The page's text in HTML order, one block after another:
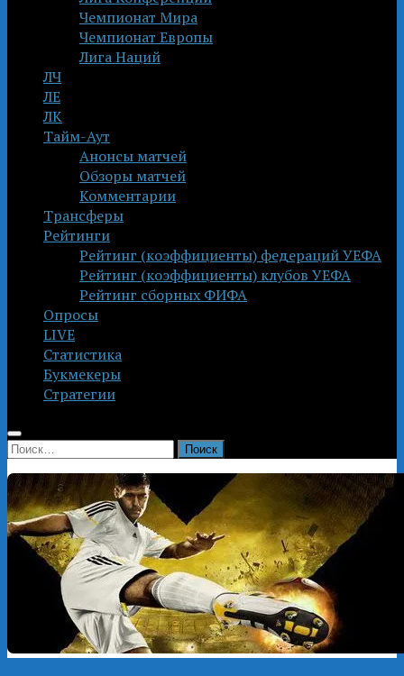
Чемпионат Мира
Чемпионат Европы
Лига Наций
ЛЧ
ЛЕ
ЛК
Тайм-Аут
Анонсы матчей
Обзоры матчей
Комментарии
Трансферы
Рейтинги
Рейтинг (коэффициенты) федераций УЕФА
Рейтинг (коэффициенты) клубов УЕФА
Рейтинг сборных ФИФА
Опросы
LIVE
Статистика
Букмекеры
Стратегии
Найти: